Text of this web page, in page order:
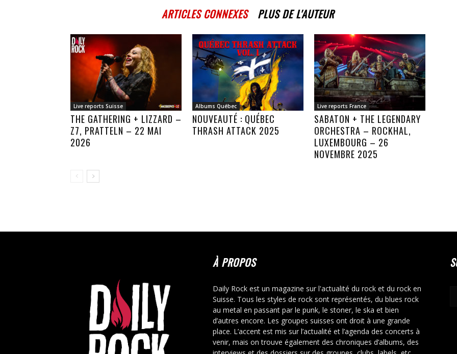
ARTICLES CONNEXES PLUS DE L'AUTEUR
Live reports Suisse
THE GATHERING + LIZZARD –
Z7, PRATTELN – 22 MAI
2026
Albums Québec
NOUVEAUTÉ : QUÉBEC
THRASH ATTACK 2025
Live reports France
SABATON + THE LEGENDARY
ORCHESTRA – ROCKHAL,
LUXEMBOURG – 26
NOVEMBRE 2025
À PROPOS
Daily Rock est un magazine sur l'actualité du rock et du rock en
Suisse. Tous les styles de rock sont représentés, du blues rock
au metal en passant par le punk, le stoner, le ska et bien
d’autres encore. Les groupes suisses ont droit à une grande
place. L’accent est mis sur l’actualité et l’agenda des concerts à
venir, mais on trouve également des chroniques d’albums, des